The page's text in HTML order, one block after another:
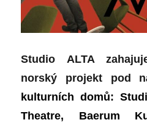
Studio ALTA
norský projekt pod
kulturních domů:
Theatre, Baerum